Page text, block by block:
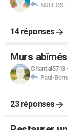
NULLOS -
14 réponses
Murs
Chantal5713-
Paul-
23 réponses